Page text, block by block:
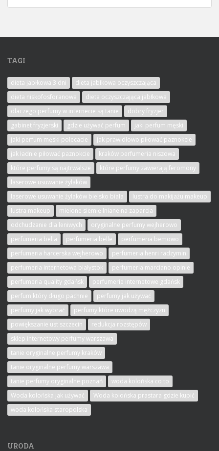
TAGI
dieta jabłkowa 3 dni
dieta jabłkowa oczyszczająca
dieta niskofosforanowa
dieta oczyszczająca jabłkowa
dlaczego perfumy w internecie są tanie
dobry fryzjer
gabinet fryzjerski
gdzie używać perfum
jaki perfum męski
jaki perfum męski polecacie
jak prawidłowo piłować paznokcie
jak ładnie piłować paznokcie
kraków perfumeria niszowa
które perfumy są najtrwalsze
które perfumy zawierają feromony
laserowe usuwanie żylaków
laserowe usuwanie żylaków bielsko biała
lustra do makijażu makeup
lustra makeup
mielone siemię lniane na zaparcia
odchudzanie dla leniwych
oryginalne perfumy wejherowo
perfumeria bella
perfumeria belle
perfumeria bemowo
perfumeria harcerska wejherowo
perfumeria henri radzymin
perfumeria internetowa białystok
perfumeria marciano opinie
perfumeria quality gdańsk
perfumerie internetowe gdańsk
perfum który długo pachnie
perfumy jak używać
perfumy jak wybrać
perfumy które uwodzą mężczyzn
powiększanie ust szczecin
redukcja rozstępów
sklep internetowy perfumy warszawa
tanie oryginalne perfumy kraków
tanie oryginalne perfumy warszawa
tanie perfumy oryginalne poznań
woda kolońska co to
Woda kolońska jak używać
Woda kolońska prastara gdzie kupić
woda kolońska staropolska
URODA